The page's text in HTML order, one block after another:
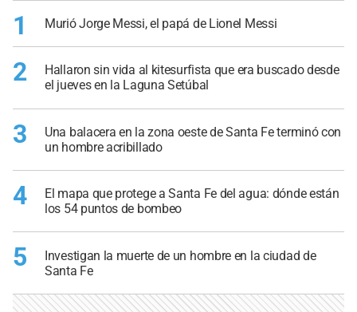
1 Murió Jorge Messi, el papá de Lionel Messi
2
Hallaron sin vida al kitesurfista que era buscado desde
el jueves en la Laguna Setúbal
3
Una balacera en la zona oeste de Santa Fe terminó con
un hombre acribillado
4
El mapa que protege a Santa Fe del agua: dónde están
los 54 puntos de bombeo
5
Investigan la muerte de un hombre en la ciudad de
Santa Fe